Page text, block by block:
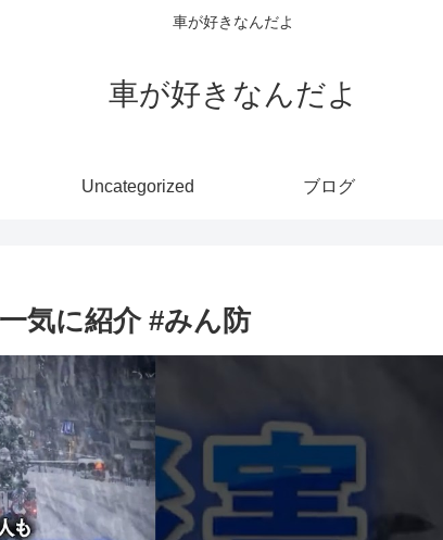
車が好きなんだよ
車が好きなんだよ
Uncategorized ブログ
気に紹介 #みん防